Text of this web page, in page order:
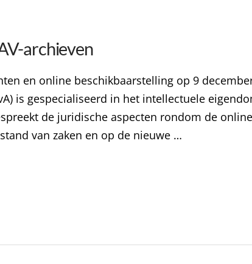
archieven
en online beschikbaarstelling op 9
is gespecialiseerd in het intellectuele
de juridische aspecten rondom de
van zaken en op de nieuwe …